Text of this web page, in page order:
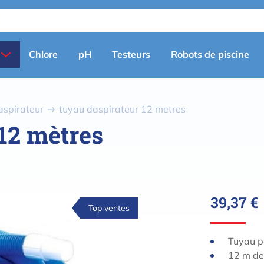
Primary
menu
Chlore pH Testeurs Robots de piscine
tuyau daspirateur 12 metres
mètres
Top ventes 39,37 €
Tuyau
12 m